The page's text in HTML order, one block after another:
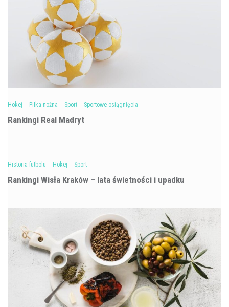
Hokej Piłka nożna Sport Sportowe osiągnięcia
Rankingi Real Madryt
Historia futbolu Hokej Sport
Rankingi Wisła Kraków – lata świetności i upadku